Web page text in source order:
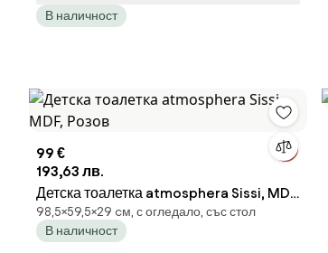
В наличност
99 €
193,63 лв.
Детска тоалетка atmosphera Sissi, MDF,
Розов
98,5×59,5×29 cм, с огледало, със стол
В наличност